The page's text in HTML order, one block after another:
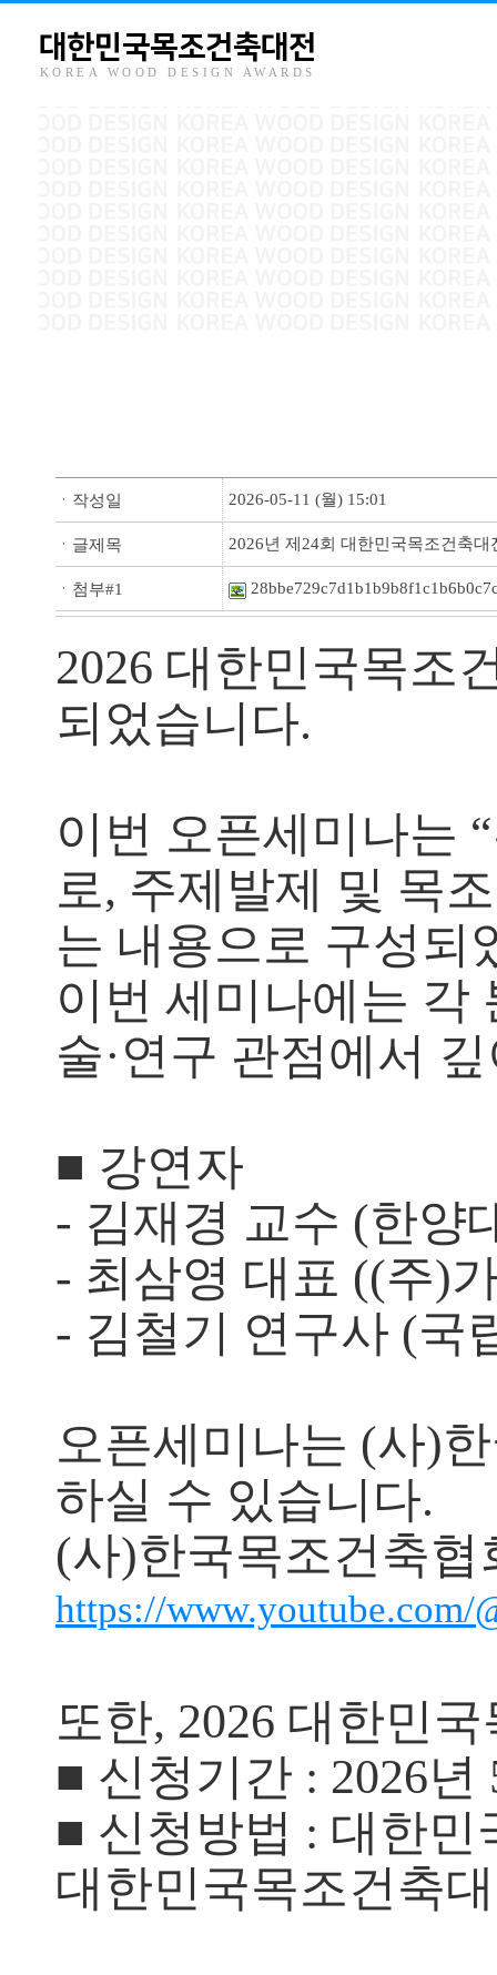
대한민국목조건축대전
KOREA WOOD DESIGN AWARDS
ㆍ작성일 2026-05-11 (월) 15:01
ㆍ글제목 2026년 제24회 대한민국목조건축
ㆍ첨부#1
2026 대한민국목조
되었습니다.
이번 오픈세미나는
로, 주제발제 및 목
는 내용으로 구성되
이번 세미나에는 각
술·연구 관점에서
■ 강연자
- 김재경 교수 (한양
- 최삼영 대표 ((주)
- 김철기 연구사 (국
오픈세미나는 (사)
하실 수 있습니다.
(사)한국목조건축
https://
또한, 2026 대한민
■ 신청기간 : 2026년
■ 신청방법 : 대한
대한민국목조건축